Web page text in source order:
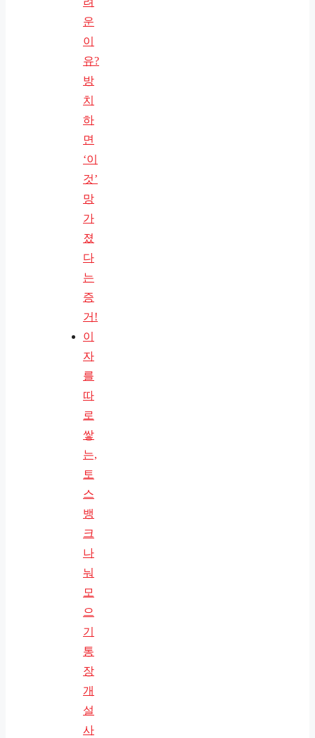
운
이
유?
방
치
하
면
‘이
것’
망
가
졌
다
는
증
거!
이
자
를
따
로
쌓
는,
토
스
뱅
크
나
눠
모
으
기
통
장
개
설
사